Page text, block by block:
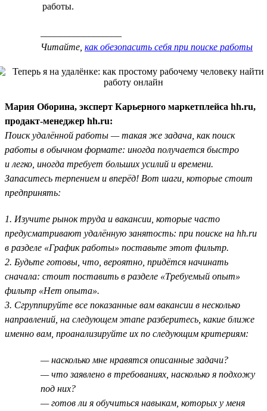
работы.
Читайте, как обезопасить себя при поиске работы
Мария Оборина, эксперт Карьерного маркетплейса hh.ru,
продакт-менеджер hh.ru:
Поиск удалённой работы — такая же задача, как поиск
работы в обычном формате: иногда получается быстро
и легко, иногда требует больших усилий и времени.
Запаситесь терпением и вперёд! Вот шаги, которые стоит
предпринять:
1. Изучите рынок труда и вакансии, которые часто
предусматривают удалённую занятость: при поиске на hh.ru
в разделе «График работы» поставьте этот фильтр.
2. Будьте готовы, что, вероятно, придётся начинать
сначала: стоит поставить в разделе «Требуемый опыт»
фильтр «Нет опыта».
3. Сгруппируйте все показанные вам вакансии в несколько
направлений, на следующем этапе разберитесь, какие ближе
именно вам, проанализируйте их по следующим критериям:
— насколько мне нравятся описанные задачи?
— что заявлено в требованиях, насколько я подхожу
под них?
— готов ли я обучиться навыкам, которых у меня